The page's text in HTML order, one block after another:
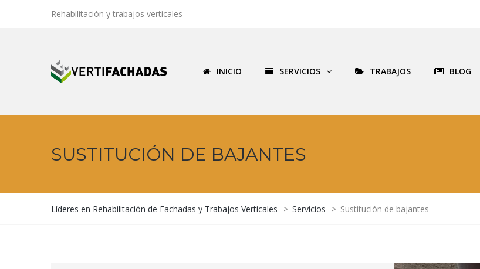
Rehabilitación y trabajos verticales
INICIO SERVICIOS TRABAJOS BLOG
SUSTITUCIÓN DE BAJANTES
Líderes en Rehabilitación de Fachadas y Trabajos Verticales > Servicios > Sustitución de bajantes